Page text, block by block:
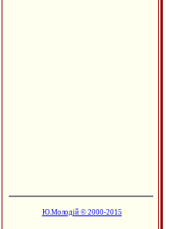
Ю.Молодій © 2000-2015